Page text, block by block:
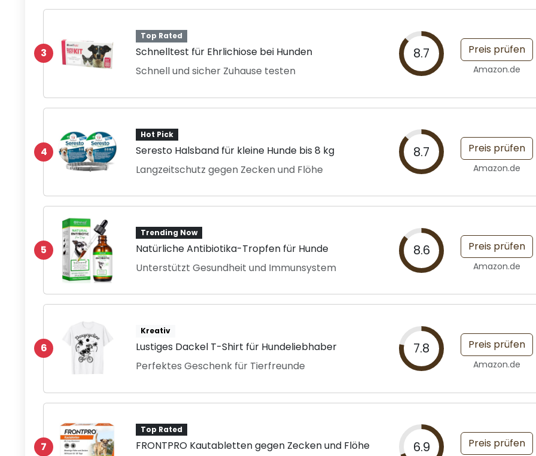
3
Top Rated
Schnelltest für Ehrlichiose bei Hunden
Schnell und sicher Zuhause testen
8.7 Preis prüfen
Amazon.de
4
Hot Pick
Seresto Halsband für kleine Hunde bis 8 kg
Langzeitschutz gegen Zecken und Flöhe
8.7 Preis prüfen
Amazon.de
5
Trending Now
Natürliche Antibiotika-Tropfen für Hunde
Unterstützt Gesundheit und Immunsystem
8.6 Preis prüfen
Amazon.de
6
Kreativ
Lustiges Dackel T-Shirt für Hundeliebhaber
Perfektes Geschenk für Tierfreunde
7.8 Preis prüfen
Amazon.de
7
Top Rated
FRONTPRO Kautabletten gegen Zecken und Flöhe
6.9 Preis prüfen